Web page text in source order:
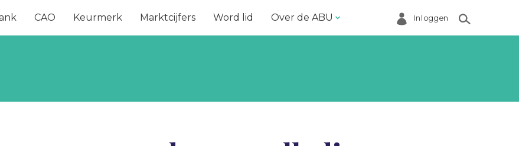
CAO Keurmerk Marktcijfers Word lid Over de ABU
Helpdesk
Inloggen